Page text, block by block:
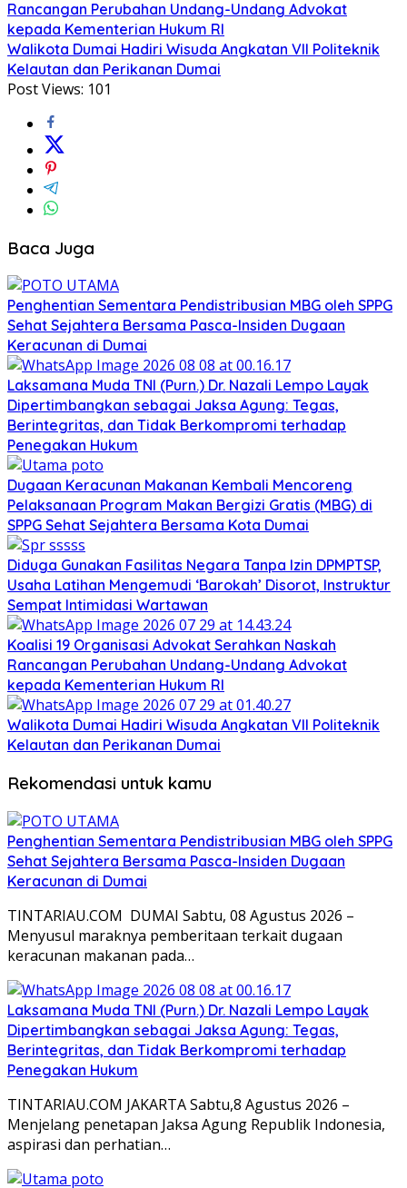
Rancangan Perubahan Undang-Undang Advokat
kepada Kementerian Hukum RI
Walikota Dumai Hadiri Wisuda Angkatan VII Politeknik
Kelautan dan Perikanan Dumai
Post Views: 101
Baca Juga
Penghentian Sementara Pendistribusian MBG oleh SPPG
Sehat Sejahtera Bersama Pasca-Insiden Dugaan
Keracunan di Dumai
Laksamana Muda TNI (Purn.) Dr. Nazali Lempo Layak
Dipertimbangkan sebagai Jaksa Agung: Tegas,
Berintegritas, dan Tidak Berkompromi terhadap
Penegakan Hukum
Dugaan Keracunan Makanan Kembali Mencoreng
Pelaksanaan Program Makan Bergizi Gratis (MBG) di
SPPG Sehat Sejahtera Bersama Kota Dumai
Diduga Gunakan Fasilitas Negara Tanpa Izin DPMPTSP,
Usaha Latihan Mengemudi ‘Barokah’ Disorot, Instruktur
Sempat Intimidasi Wartawan
Koalisi 19 Organisasi Advokat Serahkan Naskah
Rancangan Perubahan Undang-Undang Advokat
kepada Kementerian Hukum RI
Walikota Dumai Hadiri Wisuda Angkatan VII Politeknik
Kelautan dan Perikanan Dumai
Rekomendasi untuk kamu
Penghentian Sementara Pendistribusian MBG oleh SPPG
Sehat Sejahtera Bersama Pasca-Insiden Dugaan
Keracunan di Dumai
TINTARIAU.COM DUMAI Sabtu, 08 Agustus 2026 –
Menyusul maraknya pemberitaan terkait dugaan
keracunan makanan pada…
Laksamana Muda TNI (Purn.) Dr. Nazali Lempo Layak
Dipertimbangkan sebagai Jaksa Agung: Tegas,
Berintegritas, dan Tidak Berkompromi terhadap
Penegakan Hukum
TINTARIAU.COM JAKARTA Sabtu,8 Agustus 2026 –
Menjelang penetapan Jaksa Agung Republik Indonesia,
aspirasi dan perhatian…